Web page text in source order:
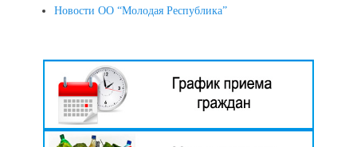
Новости ОО “Молодая Республика”